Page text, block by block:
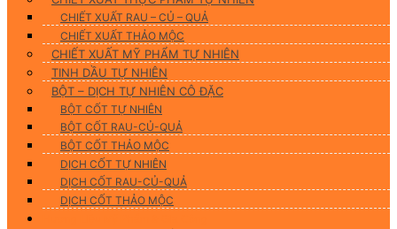
CHIẾT XUẤT RAU – CỦ – QUẢ
CHIẾT XUẤT THẢO MỘC
CHIẾT XUẤT MỸ PHẨM TỰ NHIÊN
TINH DẦU TỰ NHIÊN
BỘT – DỊCH TỰ NHIÊN CÔ ĐẶC
BỘT CỐT TỰ NHIÊN
BỘT CỐT RAU-CỦ-QUẢ
BỘT CỐT THẢO MỘC
DỊCH CỐT TỰ NHIÊN
DỊCH CỐT RAU-CỦ-QUẢ
DỊCH CỐT THẢO MỘC